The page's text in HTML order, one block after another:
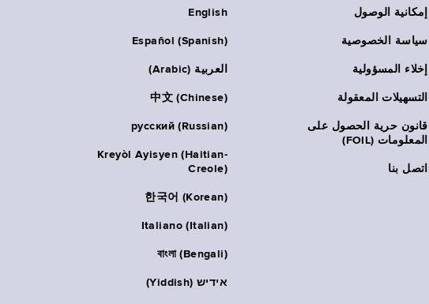
إمكانية الوصول
سياسة الخصوصية
إخلاء المسؤولية
التسهيلات المعقولة
قانون حرية الحصول على
المعلومات (FOIL)
اتصل بنا
English
Español (Spanish)
العربية (Arabic)
中文 (Chinese)
русский (Russian)
Kreyòl Ayisyen (Haitian-
Creole)
한국어 (Korean)
Italiano (Italian)
বাংলা (Bengali)
אידיש (Yiddish)